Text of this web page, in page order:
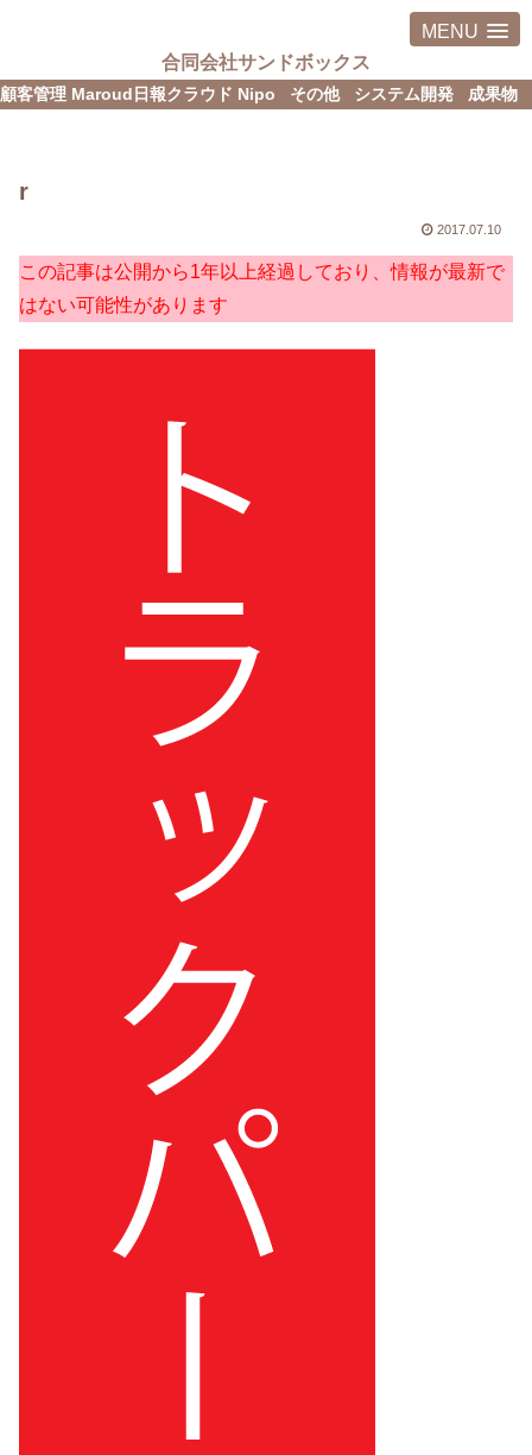
MENU
合同会社サンドボックス
顧客管理 Maroud 日報クラウド Nipo その他 システム開発 成果物
r
2017.07.10
この記事は公開から1年以上経過しており、情報が最新で
はない可能性があります